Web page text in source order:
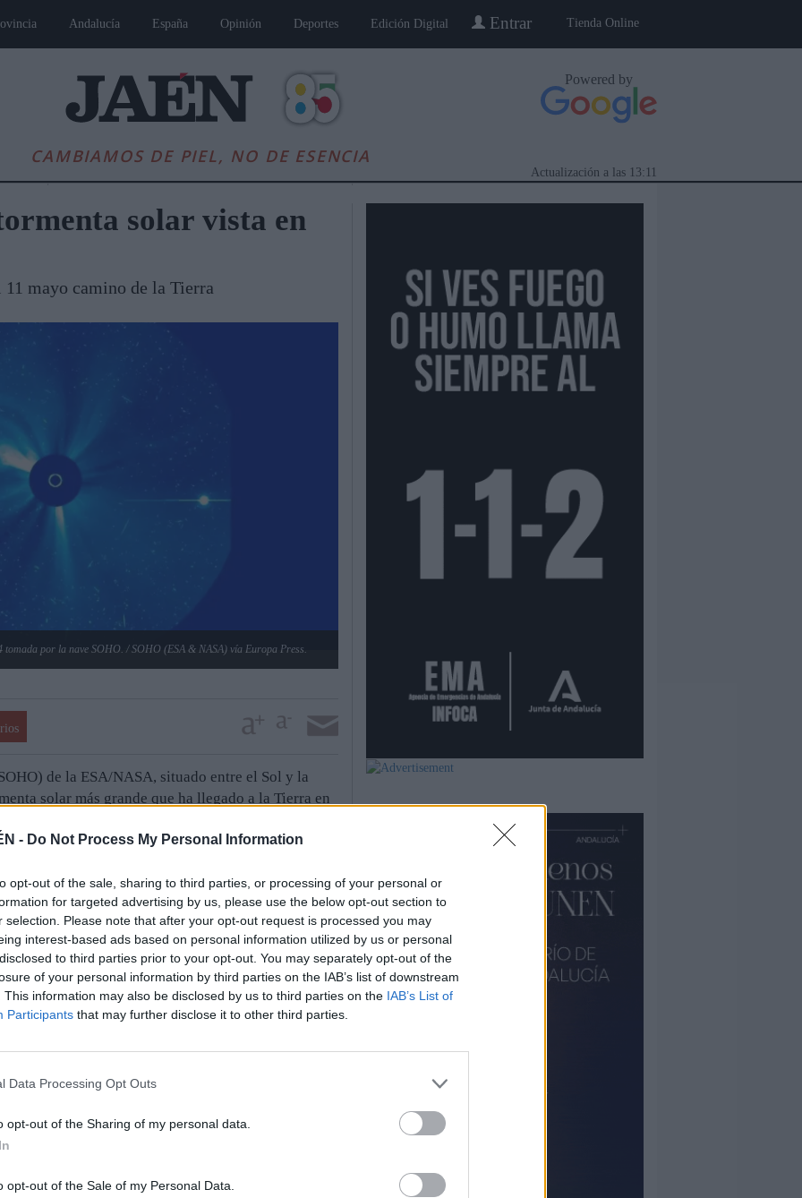
- Do Not Process My Personal Information
opt-out of the sale, sharing to third parties, or processing of your personal or
for targeted advertising by us, please use the below opt-out section to
selection. Please note that after your opt-out request is processed you may
interest-based ads based on personal information utilized by us or personal
to third parties prior to your opt-out. You may separately opt-out of the
of your personal information by third parties on the IAB’s list of downstream
This information may also be disclosed by us to third parties on the IAB’s List of
Participants that may further disclose it to other third parties.
Data Processing Opt Outs
opt-out of the Sharing of my personal data.
opt-out of the Sale of my Personal Data.
Tienda Online
Entrar
Andalucía España Opinión Deportes Edición Digital
CAMBIAMOS DE PIEL, NO DE ESENCIA
Powered by
13:11
Actualización a las
Jaén, Pueblo a Pueblo Gente Especiales
solar vista en
mayo camino de la Tierra
tomada por la nave SOHO. / SOHO (ESA & NASA) vía Europa Press.
de la ESA/NASA, situado entre el Sol y la
solar más grande que ha llegado a la Tierra en
al 12 de mayo de 2024, coloridas auroras
Tierra, visibles incluso en latitudes bajas para este
Las naves espaciales tuvieron que soportar el
fuertes y radiación electromagnética, según
ver al Sol arrojando nubes de partículas, y el
grande en dirección a la Tierra. Los
Júpiter y Venus. Este vídeo fue tomado por el
formado por un telescopio con un disco que
por lo que permite ver la corona circundante.
han sido observadas en lo que va de este ciclo
un breve suceso en marzo de 2023. Sin embargo,
mayor nivel emitido por la NOAA desde 2005. El
de Halloween en 2003. La causa del
gran y complejo cúmulo de manchas solares en la
de la Tierra, donde se sigue esperando